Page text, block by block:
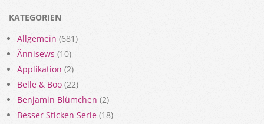
KATEGORIEN
Allgemein (681)
Ännisews (10)
Applikation (2)
Belle & Boo (22)
Benjamin Blümchen (2)
Besser Sticken Serie (18)